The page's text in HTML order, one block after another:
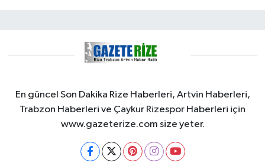
En güncel Son Dakika Rize Haberleri, Artvin Haberleri,
Trabzon Haberleri ve Çaykur Rizespor Haberleri için
www.gazeterize.com size yeter.